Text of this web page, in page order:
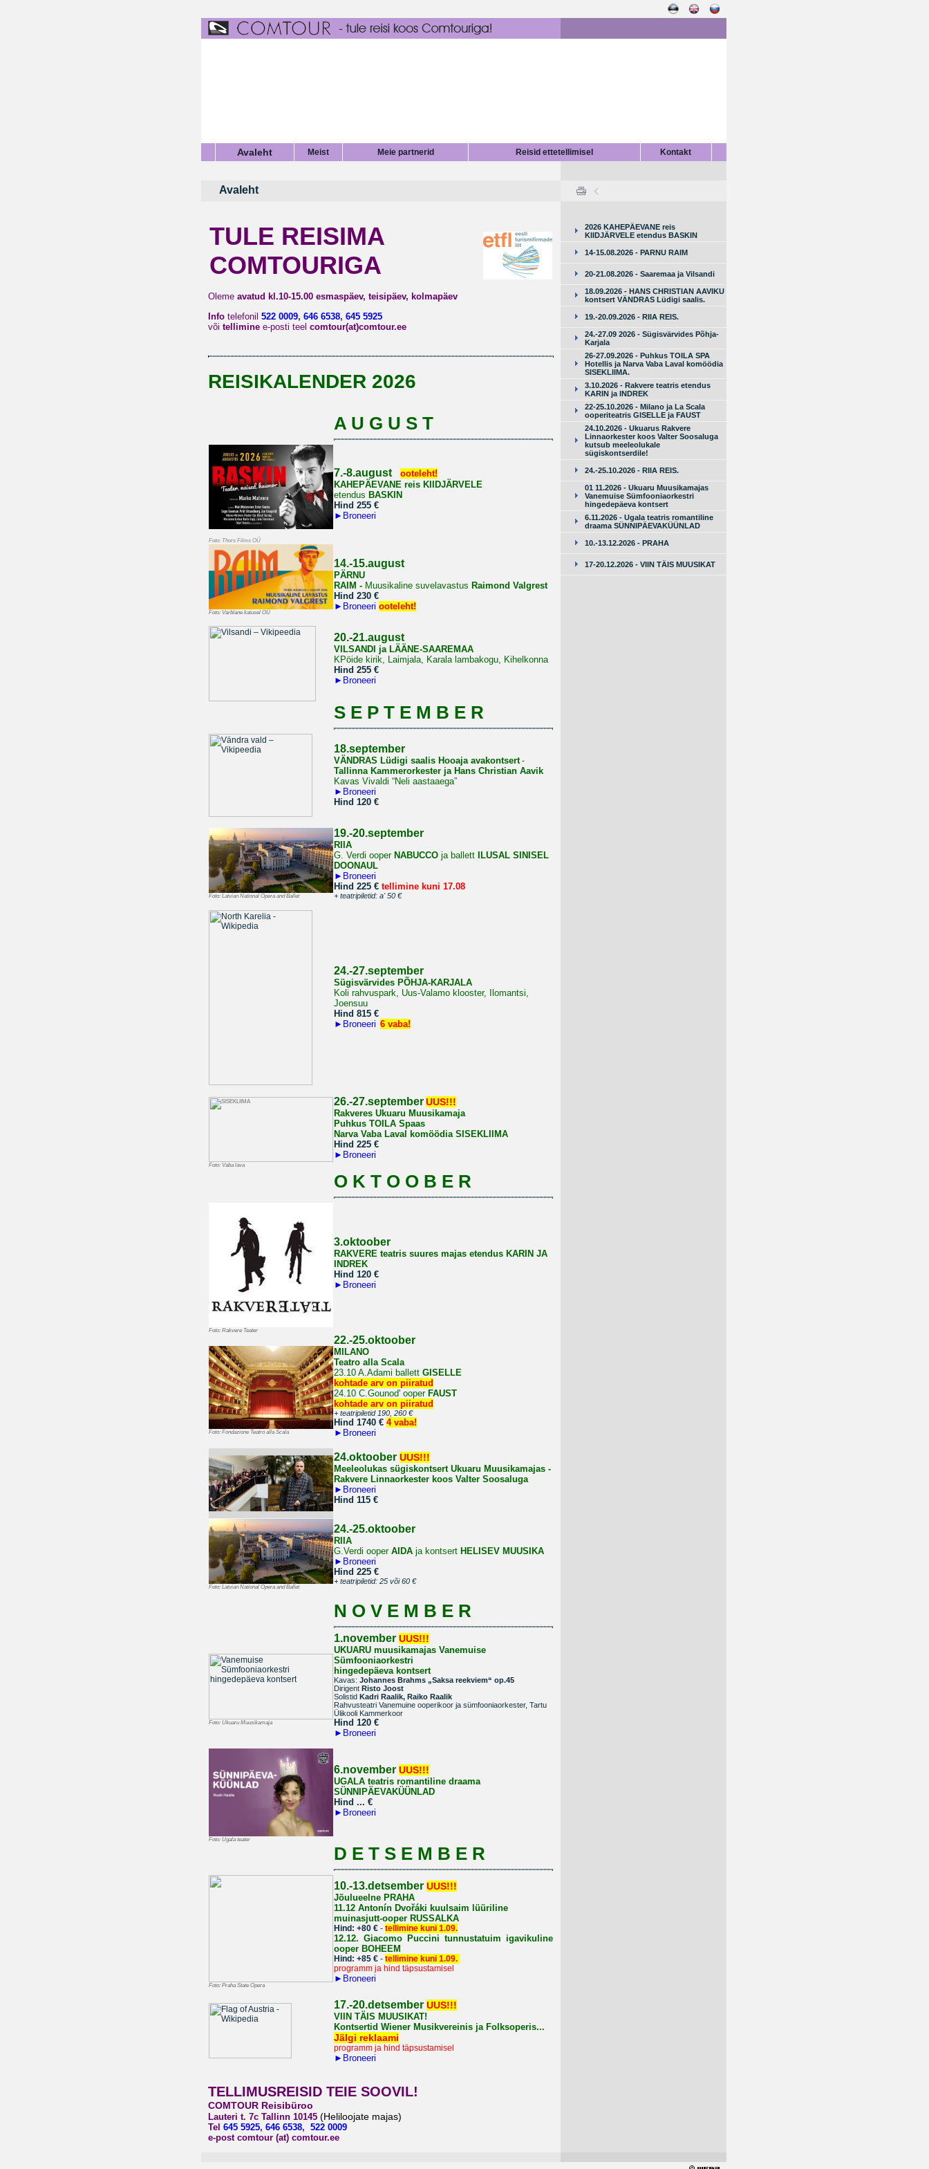
Avaleht Meist Meie partnerid Reisid ettetellimisel Kontakt
Avaleht
TULE REISIMA
COMTOURIGA
Oleme avatud kl.10-15.00 esmaspäev, teisipäev, kolmapäev
Infotelefonil 522 0009, 646 6538, 645 5925
või tellimine e-posti teel comtour(at)comtour.ee
REISIKALENDER 2026
A U G U S T
Foto: Thors Films OÜ
7.-8.august
ooteleht!
KAHEPÄEVANE reisKIIDJÄRVELE
etendus BASKIN
Hind 255 €
► Broneeri
Foto: Varblane katusel OÜ
14.-15.august
PÄRNU
RAIM - Muusikaline suvelavastus Raimond Valgrest
Hind 230 €
► Broneeri ooteleht!
20.-21.august
VILSANDI ja LÄÄNE-SAAREMAA
KPöide kirik, Laimjala, Karala lambakogu, Kihelkonna
Hind 255 €
► Broneeri
S E P T E M B E R
18.september
VÄNDRAS Lüdigi saalis Hooaja avakontsert-
Tallinna Kammerorkester ja Hans Christian Aavik
Kavas Vivaldi “Neli aastaaega”
► Broneeri
Hind 120 €
Foto: Latvian National Opera and Ballet
19.-20.september
RIIA
G. Verdi ooperNABUCCO ja ballettILUSAL SINISEL
DOONAUL
► Broneeri
Hind 225 € tellimine kuni 17.08
+ teatripiletid: a' 50 €
24.-27.september
Sügisvärvides PÕHJA-KARJALA
Koli rahvuspark, Uus-Valamo klooster, Ilomantsi,
Joensuu
Hind 815 €
► Broneeri 6 vaba!
Foto: Vaba lava
26.-27.september UUS!!!
Rakveres Ukuaru Muusikamaja
Puhkus TOILA Spaas
Narva Vaba Laval komöödia SISEKLIIMA
Hind 225 €
► Broneeri
O K T O O B E R
Foto: Rakvere Teater
3.oktoober
RAKVERE teatris suures majas etendus KARIN JA
INDREK
Hind 120 €
► Broneeri
Foto: Fondazione Teatro alla Scala
22.-25.oktoober
MILANO
Teatro alla Scala
23.10 A.Adami ballett GISELLE
kohtade arv on piiratud
24.10 C.Gounod' ooper FAUST
kohtade arv on piiratud
+ teatripiletid 190, 260 €
Hind 1740 € 4 vaba!
► Broneeri
24.oktoober UUS!!!
Meeleolukas sügiskontsert Ukuaru Muusikamajas -
Rakvere Linnaorkester koos Valter Soosaluga
► Broneeri
Hind 115 €
Foto: Latvian National Opera and Ballet
24.-25.oktoober
RIIA
G.Verdi ooperAIDA ja kontsertHELISEV MUUSIKA
► Broneeri
Hind 225 €
+ teatripiletid: 25 või 60 €
N O V E M B E R
Foto: Ukuaru Muusikamaja
1.november UUS!!!
UKUARU muusikamajas Vanemuise
Sümfooniaorkestri
hingedepäeva kontsert
Kavas: Johannes Brahms „Saksa reekviem“ op.45
Dirigent Risto Joost
Solistid Kadri Raalik, Raiko Raalik
Rahvusteatri Vanemuine ooperikoor ja sümfooniaorkester, Tartu
Ülikooli Kammerkoor
Hind 120 €
► Broneeri
Foto: Ugala teater
6.november UUS!!!
UGALA teatris romantiline draama
SÜNNIPÄEVAKÜÜNLAD
Hind ... €
► Broneeri
D E T S E M B E R
Foto: Praha State Opera
10.-13.detsember UUS!!!
Jõulueelne PRAHA
11.12 Antonín Dvořáki kuulsaim lüüriline
muinasjutt-ooper RUSSALKA
Hind: +80 €- tellimine kuni 1.09.
12.12. Giacomo Puccini tunnustatuim igavikuline
ooperBOHEEM
Hind: +85 €- tellimine kuni 1.09.
programm ja hind täpsustamisel
► Broneeri
17.-20.detsember UUS!!!
VIIN TÄIS MUUSIKAT!
Kontsertid Wiener Musikvereinis ja Folksoperis...
Jälgi reklaami
programm ja hind täpsustamisel
► Broneeri
TELLIMUSREISID TEIE SOOVIL!
COMTOUR Reisibüroo
Lauteri t. 7c Tallinn 10145 (Heliloojate majas)
Tel 645 5925, 646 6538, 522 0009
e-post comtour (at) comtour.ee
2026 KAHEPÄEVANE reis
KIIDJÄRVELE etendus BASKIN
14-15.08.2026 - PARNU RAIM
20-21.08.2026 - Saaremaa ja Vilsandi
18.09.2026 - HANS CHRISTIAN AAVIKU
kontsert VÄNDRAS Lüdigi saalis.
19.-20.09.2026 - RIIA REIS.
24.-27.09 2026 - Sügisvärvides Põhja-
Karjala
26-27.09.2026 - Puhkus TOILA SPA
Hotellis ja Narva Vaba Laval komöödia
SISEKLIIMA.
3.10.2026 - Rakvere teatris etendus
KARIN ja INDREK
22-25.10.2026 - Milano ja La Scala
ooperiteatris GISELLE ja FAUST
24.10.2026 - Ukuarus Rakvere
Linnaorkester koos Valter Soosaluga
kutsub meeleolukale
sügiskontserdile!
24.-25.10.2026 - RIIA REIS.
01 11.2026 - Ukuaru Muusikamajas
Vanemuise Sümfooniaorkestri
hingedepäeva kontsert
6.11.2026 - Ugala teatris romantiline
draama SÜNNIPÄEVAKÜÜNLAD
10.-13.12.2026 - PRAHA
17-20.12.2026 - VIIN TÄIS MUUSIKAT